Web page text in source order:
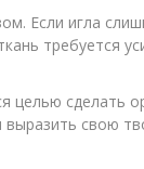
Если игла
требуется
целью
свою